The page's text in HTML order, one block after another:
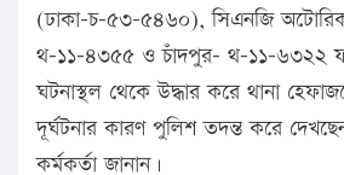
(ঢাকা-চ-৫৩-৫৪৬০), সিএনজি
থ-১১-৪৩৫৫ ও চাঁদপুর- থ-১১-৬৩২২
ঘটনাস্থল থেকে উদ্ধার করে থানা
দূর্ঘটনার কারণ পুলিশ তদন্ত করে
কর্মকর্তা জানান।